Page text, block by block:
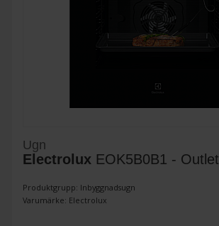
Ugn
Electrolux EOK5B0B1 - Outlet
Produktgrupp: Inbyggnadsugn
Varumärke: Electrolux